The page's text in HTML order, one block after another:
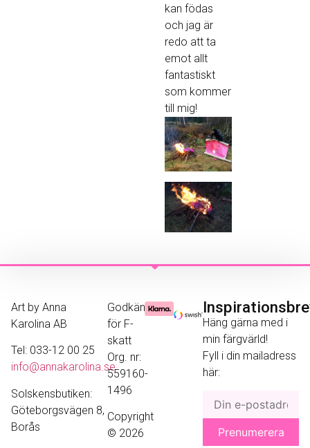
kan födas
och jag är
redo att ta
emot allt
fantastiskt
som kommer
till mig!
Art by Anna
Karolina AB
Tel: 033-12 00 25
info@annakarolina.se
Solskensbutiken:
Göteborgsvägen 8,
Borås
Godkänd
för F-
skatt
Org. nr:
559160-
1496
Copyright
© 2026
Häng gärna med i
min färgvärld!
Fyll i din mailadress
här: